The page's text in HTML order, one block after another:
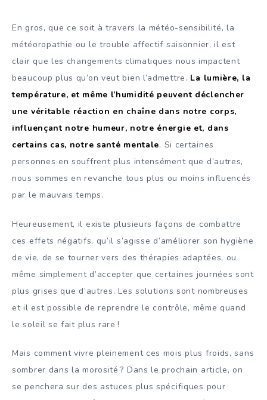
En gros, que ce soit à travers la météo-sensibilité, la
météoropathie ou le trouble affectif saisonnier, il est
clair que les changements climatiques nous impactent
beaucoup plus qu’on veut bien l’admettre. La lumière, la
température, et même l’humidité peuvent déclencher
une véritable réaction en chaîne dans notre corps,
influençant notre humeur, notre énergie et, dans
certains cas, notre santé mentale. Si certaines
personnes en souffrent plus intensément que d’autres,
nous sommes en revanche tous plus ou moins influencés
par le mauvais temps.
Heureusement, il existe plusieurs façons de combattre
ces effets négatifs, qu’il s’agisse d’améliorer son hygiène
de vie, de se tourner vers des thérapies adaptées, ou
même simplement d’accepter que certaines journées sont
plus grises que d’autres. Les solutions sont nombreuses
et il est possible de reprendre le contrôle, même quand
le soleil se fait plus rare !
Mais comment vivre pleinement ces mois plus froids, sans
sombrer dans la morosité ? Dans le prochain article, on
se penchera sur des astuces plus spécifiques pour